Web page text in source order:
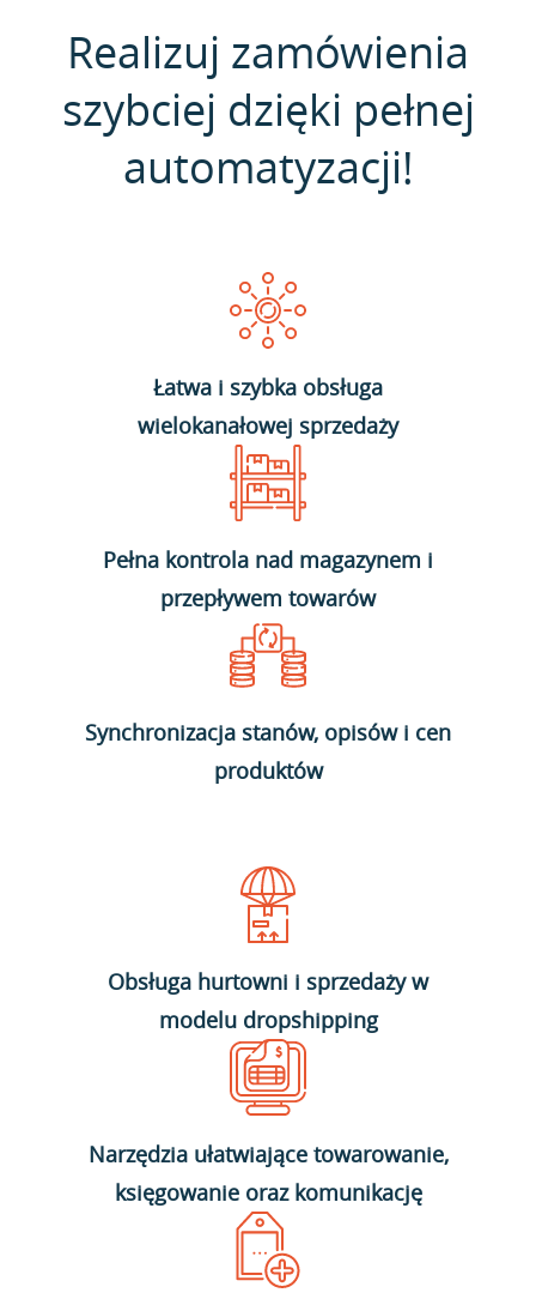
Realizuj zamówienia
szybciej dzięki pełnej
automatyzacji!
Łatwa i szybka obsługa
wielokanałowej sprzedaży
Pełna kontrola nad magazynem i
przepływem towarów
Synchronizacja stanów, opisów i cen
produktów
Obsługa hurtowni i sprzedaży w
modelu dropshipping
Narzędzia ułatwiające towarowanie,
księgowanie oraz komunikację